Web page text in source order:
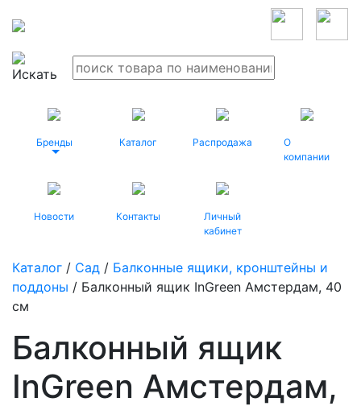
Бренды Каталог Распродажа
О
компании
Новости Контакты
Личный
кабинет
Каталог / Сад / Балконные ящики, кронштейны и
поддоны / Балконный ящик InGreen Амстердам, 40
см
Балконный ящик
InGreen Амстердам,